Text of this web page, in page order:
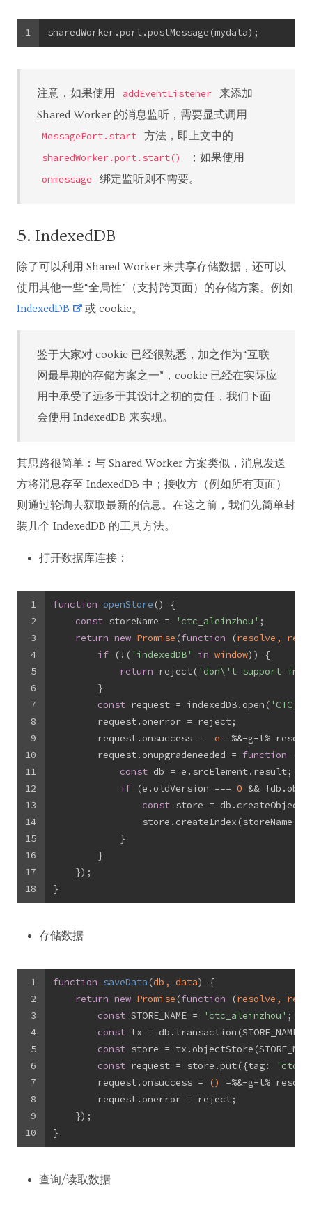
1 sharedWorker.port.postMessage(mydata);
注意，如果使用 addEventListener
来添加
Shared Worker 的消息监听，需要显式调用
MessagePort.start 方法，即上文中的
sharedWorker.port.start() ；如果使用
onmessage 绑定监听则不需要。
5. IndexedDB
除了可以利用 Shared Worker 来共享存储数据，还可以
使用其他一些“全局性”（支持跨页面）的存储方案。例如
IndexedDB
或 cookie。
鉴于大家对 cookie 已经很熟悉，加之作为“互联
网最早期的存储方案之一”，cookie 已经在实际应
用中承受了远多于其设计之初的责任，我们下面
会使用 IndexedDB 来实现。
其思路很简单：与 Shared Worker 方案类似，消息发送
方将消息存至 IndexedDB 中；接收方（例如所有页面）
则通过轮询去获取最新的信息。在这之前，我们先简单封
装几个 IndexedDB 的工具方法。
打开数据库连接：
1
2
3
4
5
6
7
8
9
10
11
12
13
14
15
16
17
18
function openStore ()
{
const storeName = 'ctc_aleinzhou' ;
return new Promise (function (resolve,
if (!( 'indexedDB' in window)) {
return reject( 'don\'t support
        }
const request = indexedDB.open(
        request.onerror = reject;
        request.onsuccess =
e =%&-g-t%
        request.onupgradeneeded =
function (
const db = e.srcElement.result;
if (e.oldVersion === 0 &&
const store =
                store.createIndex(storeName +
            }
        }
    });
}
存储数据
1
2
3
4
5
6
7
8
9
10
function saveData (db, data)
{
return new Promise (function (resolve,
const STORE_NAME = 'ctc_aleinzhou' ;
const tx = db.transaction(STORE_NAME,
const store =
const request = store.put({tag:
        request.onsuccess =
() =%&-g-t%
        request.onerror = reject;
    });
}
查询/读取数据